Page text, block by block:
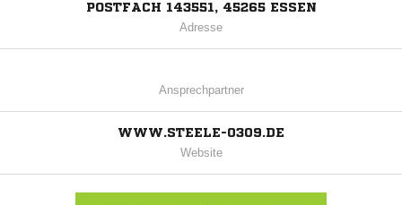
POSTFACH 143551, 45265 ESSEN
Adresse
Ansprechpartner
WWW.STEELE-0309.DE
Website